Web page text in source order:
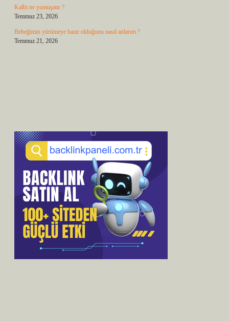
Kalbi ne yumuşatır ?
Temmuz 23, 2026
Bebeğimin yürümeye hazır olduğunu nasıl anlarım ?
Temmuz 21, 2026